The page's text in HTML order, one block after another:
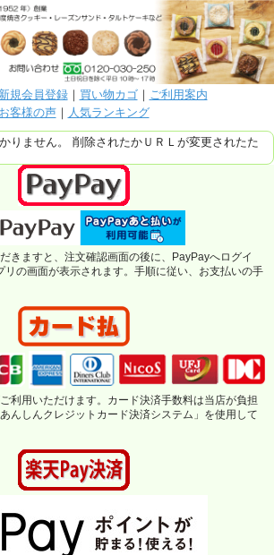
新規会員登録｜ 買い物カゴ｜ ご利用案内
お客様の声｜ 人気ランキング
りません。 削除されたかＵＲＬが変更されたた
きますと、注文確認画面の後に、PayPayへログイ
リの画面が表示されます。手順に従い、お支払いの手
利用いただけます。カード決済手数料は当店が負担
んしんクレジットカード決済システム」を使用して